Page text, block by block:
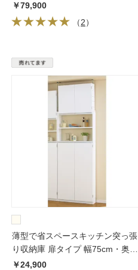
￥79,900
（2）
薄型で省スペースキッチン突っ張
り収納庫 扉タイプ 幅75cm・奥行
19cm
￥24,900